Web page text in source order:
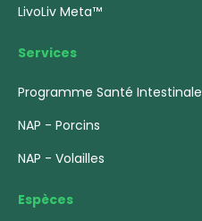
LivoLiv Meta™
Services
Programme Santé Intestinale
NAP - Porcins
NAP - Volailles
Espèces